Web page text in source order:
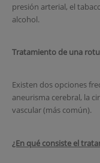
presión arterial, el
alcohol.
Tratamiento de una
Existen dos opciones
aneurisma cerebral, la
vascular (más común).
¿En qué consiste el